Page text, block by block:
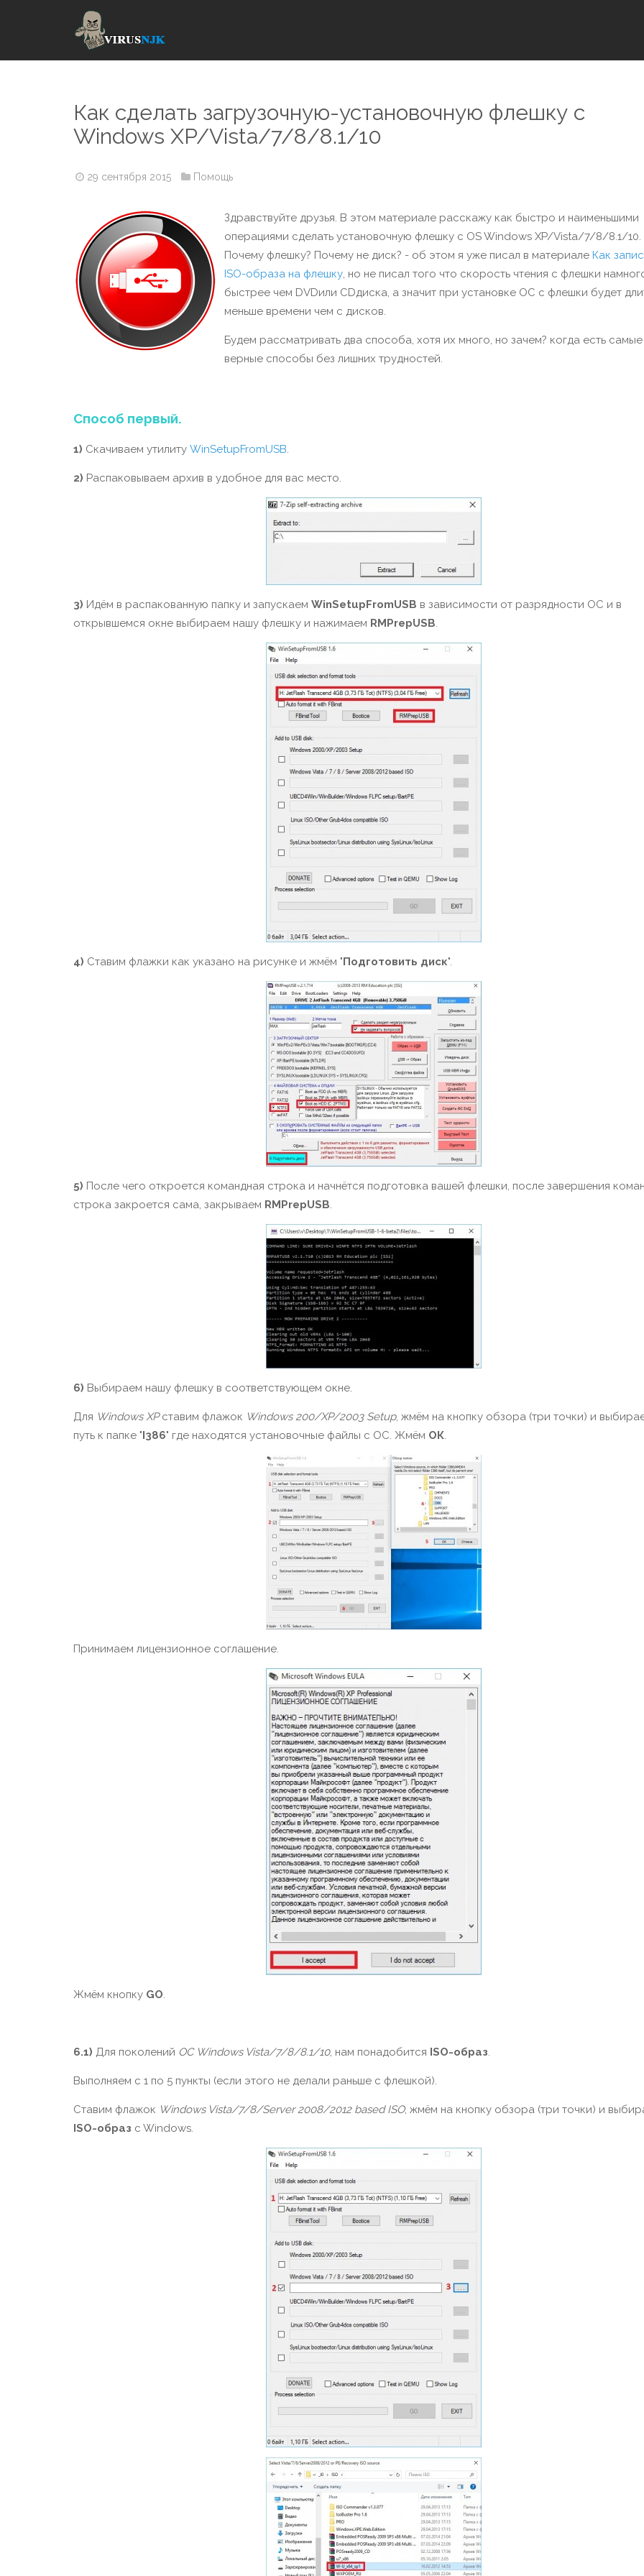
Как сделать загрузочную-установочную флешку с
Windows XP/Vista/7/8/8.1/10
29 сентября 2015 Помощь
Здравствуйте друзья. В этом материале расскажу как быстро и наименьшими
операциями сделать установочную флешку с OS Windows XP/Vista/7/8/8.1/10.
Почему флешку? Почему не диск? - об этом я уже писал в материале Как
ISO-образа на флешку, но не писал того что скорость чтения с флешки
быстрее чем DVDили CDдиска, а значит при установке ОС с флешки будет
меньше времени чем с дисков.
Будем рассматривать два способа, хотя их много, но зачем? когда есть самые
верные способы без лишних трудностей.
Способ первый.
1) Скачиваем утилиту WinSetupFromUSB.
2) Распаковываем архив в удобное для вас место.
3) Идём в распакованную папку и запускаем WinSetupFromUSB в зависимости от разрядности ОС и в
открывшемся окне выбираем нашу флешку и нажимаем RMPrepUSB.
4) Ставим флажки как указано на рисунке и жмём "Подготовить диск".
5) После чего откроется командная строка и начнётся подготовка вашей флешки, после завершения
строка закроется сама, закрываем RMPrepUSB.
6) Выбираем нашу флешку в соответствующем окне.
Для Windows XPставим флажок Windows 200/XP/2003 Setup, жмём на кнопку обзора (три точки) и
путь к папке "I386" где находятся установочные файлы с ОС. Жмём ОК.
Принимаем лицензионное соглашение.
Жмём кнопку GO.
6.1) Для поколений ОС Windows Vista/7/8/8.1/10, нам понадобится ISO-образ.
Выполняем с 1 по 5 пункты (если этого не делали раньше с флешкой).
Ставим флажок Windows Vista/7/8/Server 2008/2012 based ISO, жмём на кнопку обзора (три точки) и
ISO-образ c Windows.